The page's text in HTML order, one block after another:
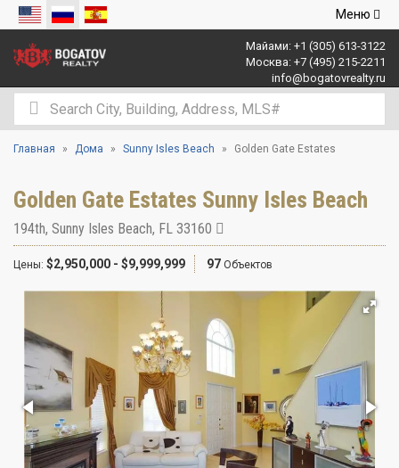
Открыть
Меню
Майами: +1 (305) 613-3122
Москва: +7 (495) 215-2211
info@bogatovrealty.ru
Главная Дома Sunny Isles Beach Golden Gate Estates
Golden Gate Estates Sunny Isles Beach
194th, Sunny Isles Beach, FL 33160
Цены: $2,950,000 - $9,999,999 97 Объектов